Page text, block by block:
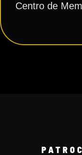
Centro de